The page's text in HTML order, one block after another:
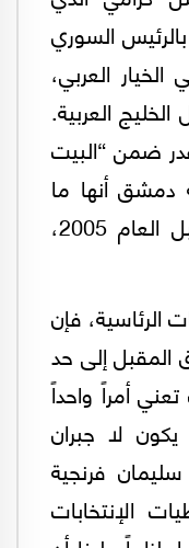
السوري
العربي،
العربية.
ضمن “البيت
دمشق أنها ما
زالت تقرأ لبنان بعيون ما قبل العام 2005،
الرئاسية، فإن
المقبل إلى حد
أمراً واحداً
لا جبران
فرنجية
الإنتخابات